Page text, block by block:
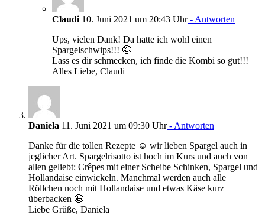
Claudi 10. Juni 2021 um 20:43 Uhr- Antworten
Ups, vielen Dank! Da hatte ich wohl einen
Spargelschwips!!! 🤪
Lass es dir schmecken, ich finde die Kombi so gut!!!
Alles Liebe, Claudi
Daniela 11. Juni 2021 um 09:30 Uhr- Antworten
Danke für die tollen Rezepte ☺ wir lieben Spargel auch in
jeglicher Art. Spargelrisotto ist hoch im Kurs und auch von
allen geliebt: Crêpes mit einer Scheibe Schinken, Spargel und
Hollandaise einwickeln. Manchmal werden auch alle
Röllchen noch mit Hollandaise und etwas Käse kurz
überbacken 🤩
Liebe Grüße, Daniela